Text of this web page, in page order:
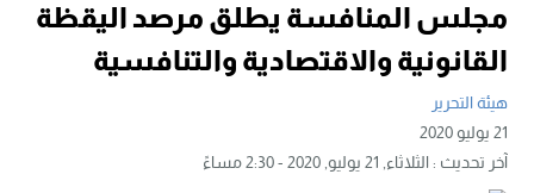
مجلس المنافسة يطلق مرصد اليقظة
القانونية والاقتصادية والتنافسية
هيئة التحرير
21 يوليو 2020
آخر تحديث :الثلاثاء, 21 يوليو, 2020 - 2:30 مساءً